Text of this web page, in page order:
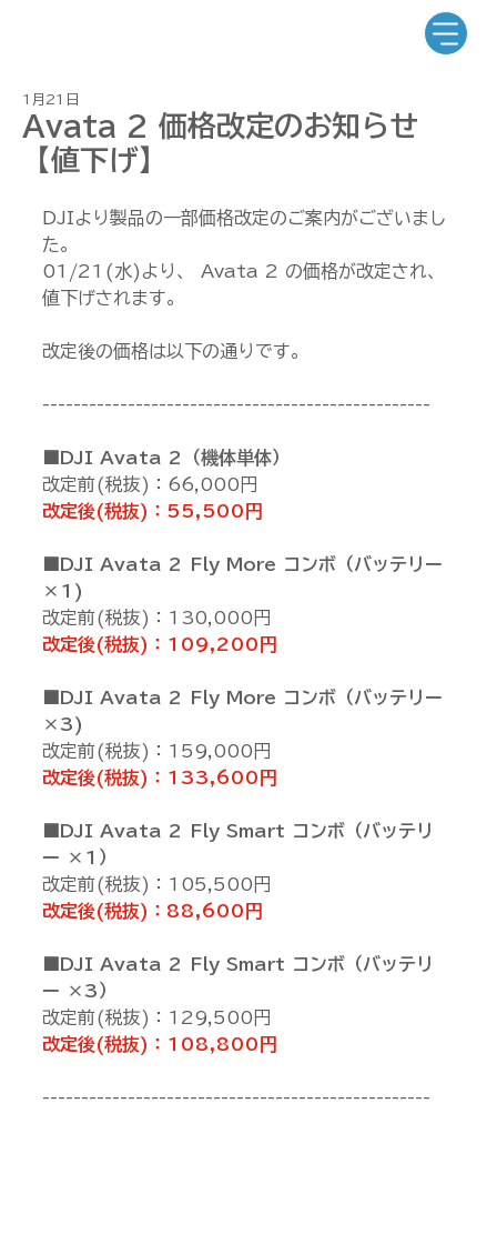
Avata 2 価格改定のお知らせ
【値下げ】
1月21日
DJIより製品の一部価格改定のご案内がございまし
た。
01/21(水)より、 Avata 2 の価格が改定され、
値下げされます。
改定後の価格は以下の通りです。
--------------------------------------------------
■DJI Avata 2（機体単体）
改定前(税抜)：66,000円
改定後(税抜)：55,500円
■DJI Avata 2 Fly More コンボ（バッテリー
×1)
改定前(税抜)：130,000円
改定後(税抜)：109,200円
■DJI Avata 2 Fly More コンボ（バッテリー
×3)
改定前(税抜)：159,000円
改定後(税抜)：133,600円
■DJI Avata 2 Fly Smart コンボ（バッテリ
ー ×1）
改定前(税抜)：105,500円
改定後(税抜)：88,600円
■DJI Avata 2 Fly Smart コンボ（バッテリ
ー ×3）
改定前(税抜)：129,500円
改定後(税抜)：108,800円
--------------------------------------------------